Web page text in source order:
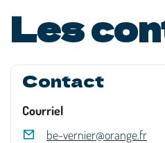
Les
Contact
Courriel
be-vernier@orange.fr